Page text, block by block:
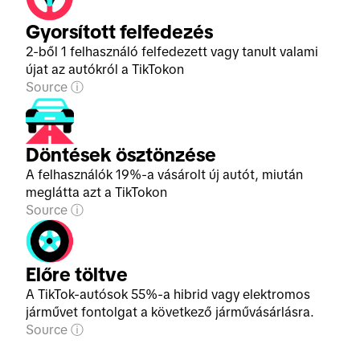
Gyorsított felfedezés
2-ből 1 felhasználó felfedezett vagy tanult valami
újat az autókról a TikTokon
Source
Döntések ösztönzése
A felhasználók 19%-a vásárolt új autót, miután
meglátta azt a TikTokon
Source
Előre töltve
A TikTok-autósok 55%-a hibrid vagy elektromos
járművet fontolgat a következő járművásárlásra.
Source